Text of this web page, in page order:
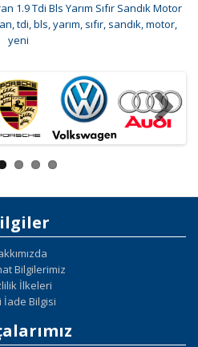
1.9 Tdi Bls Yarım Sıfır Sandık Motor
,tdi,bls,yarım, sıfır, sandık,motor,
yeni
Bilgilerimiz
İlkeleri
İade Bilgisi